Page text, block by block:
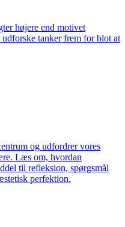
højere end motivet
tanker frem for blot at
og udfordrer vores
Læs om, hvordan
til refleksion, spørgsmål
perfektion.